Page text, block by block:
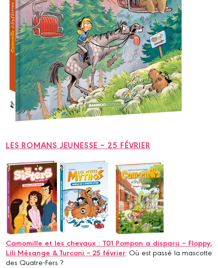
LES ROMANS JEUNESSE – 25 FÉVRIER
Camomille et les chevaux : T01 Pompon a disparu – Floppy,
Lili Mésange & Turconi – 25 février: Où est passé la mascotte
des Quatre-Fers ?